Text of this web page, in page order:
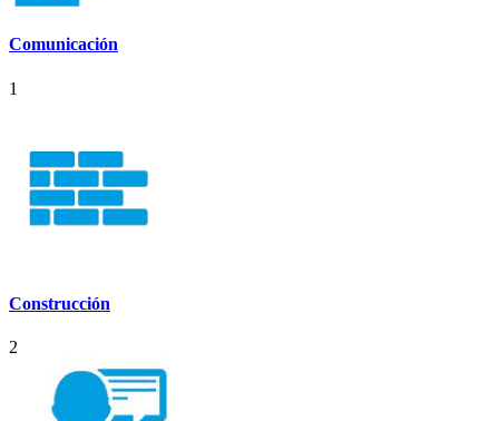
Comunicación
1
Construcción
2